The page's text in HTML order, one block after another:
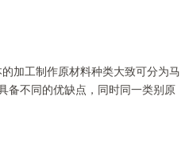
加工制作原材料种类大致可分为马
备不同的优缺点，同时同一类别原